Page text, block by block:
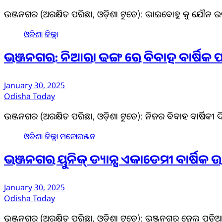
ଭଞ୍ଜନଗର (ଅରକ୍ଷିତ ପରିଛା, ଓଡ଼ିଶା ଟୁଡେ): ଭାଇବୋହୁ କୁ ଯୌନ
ଓଡ଼ିଶାଜିଲ୍ଲା
ଭଞ୍ଜନଗର: ନିଆରା ଢଙ୍ଗ ରେ ବିବାହ ବାର୍ଷିକ
January 30, 2025
Odisha Today
ଭଞ୍ଜନଗର (ଅରକ୍ଷିତ ପରିଛା, ଓଡ଼ିଶା ଟୁଡେ): ନିଜର ବିବାହ
ଓଡ଼ିଶାଜିଲ୍ଲାମନୋରଞ୍ଜନ
ଭଞ୍ଜନଗର ୟୁନିକ୍ ଡ୍ୟାନ୍ସ ଏକାଡେମୀ
January 30, 2025
Odisha Today
ଭଞ୍ଜନଗର (ଅରକ୍ଷିତ ପରିଛା, ଓଡ଼ିଶା ଟୁଡେ): ଭଞ୍ଜନଗର ଜେଲ